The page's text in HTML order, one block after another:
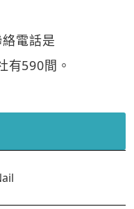
電話是
有590間。